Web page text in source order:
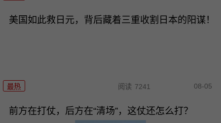
美国如此救日元，背后藏着三重收割日本的阳谋！
最热 阅读 7241 08-05
前方在打仗，后方在“清场”，这仗还怎么打？